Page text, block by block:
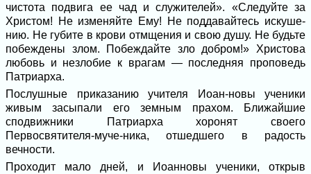
чистота подвига ее чад и служителей». «Следуйте за
Христом! Не изменяйте Ему! Не поддавайтесь искуше­
нию. Не губите в крови отмщения и свою душу. Не будьте
побеждены злом. По­беждайте зло добром!» Христова
любовь и незлобие к врагам — последняя пропо­ведь
Патриарха.
Послушные приказанию учителя Иоан-новы ученики
живым засыпали его земным прахом. Ближайшие
сподвижники Патри­арха хоронят своего
Первосвятителя-муче-ника, отшедшего в радость
вечности.
Проходит мало дней, и Иоанновы уче­ники, открыв